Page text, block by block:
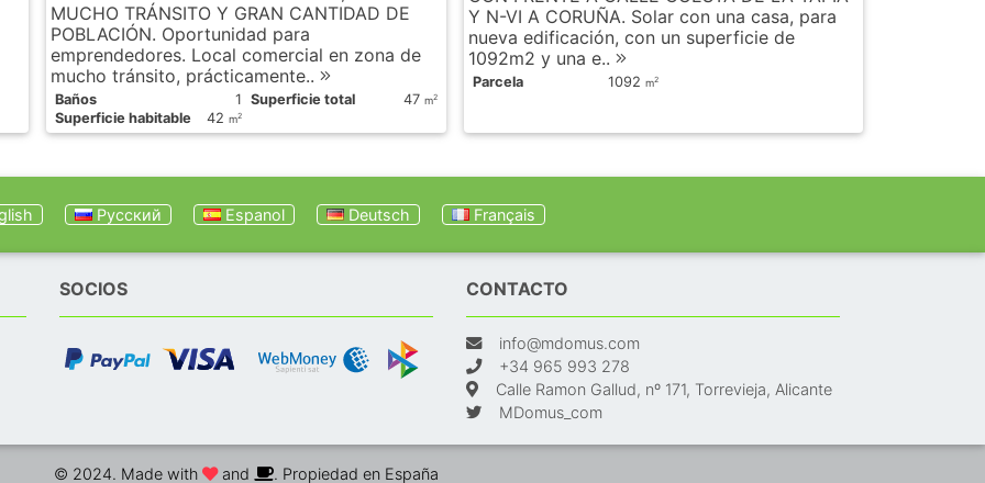
MUCHO TRÁNSITO Y GRAN CANTIDAD DE
POBLACIÓN. Oportunidad para
emprendedores. Local comercial en zona de
mucho tránsito, prácticamente..
Baños 1 Superficie total 47 m2
Superficie habitable 42 m2
Y N-VI A CORUÑA. Solar con una casa, para
nueva edificación, con un superficie de
1092m2 y una e..
Parcela 1092m2
Русский Espanol Deutsch Français
SOCIOS CONTACTO
info@mdomus.com
+34 965 993 278
Calle Ramon Gallud, nº 171, Torrevieja, Alicante
MDomus_com
© 2024. Made with and . Propiedad en España